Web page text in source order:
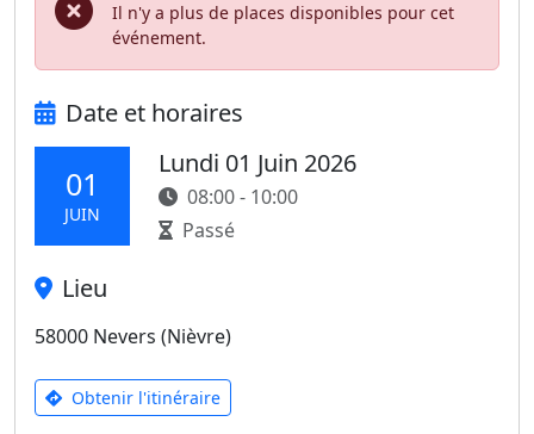
Il n'y a plus de places disponibles pour cet
événement.
Date et horaires
01
JUIN
Lundi 01 Juin 2026
08:00 - 10:00
Passé
Lieu
58000 Nevers (Nièvre)
Obtenir l'itinéraire